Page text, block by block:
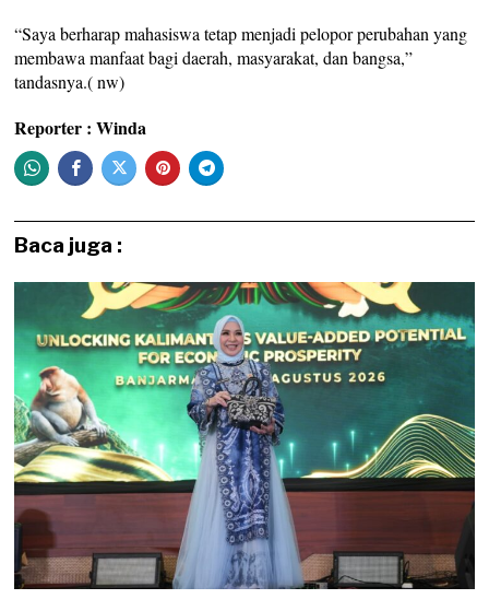
“Saya berharap mahasiswa tetap menjadi pelopor perubahan yang
membawa manfaat bagi daerah, masyarakat, dan bangsa,”
tandasnya.( nw)
Reporter : Winda
Baca juga :